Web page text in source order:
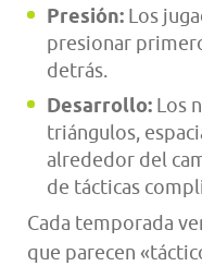
Presión: Los
presionar
detrás.
Desarrollo: Los
triángulos,
alrededor del
de tácticas
Cada temporada
que parecen